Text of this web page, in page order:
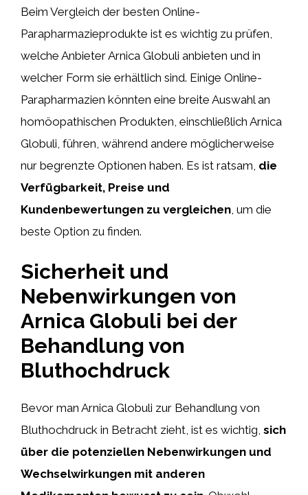
Beim Vergleich der besten Online-
Parapharmazieprodukte ist es wichtig zu prüfen,
welche Anbieter Arnica Globuli anbieten und in
welcher Form sie erhältlich sind. Einige Online-
Parapharmazien könnten eine breite Auswahl an
homöopathischen Produkten, einschließlich Arnica
Globuli, führen, während andere möglicherweise
nur begrenzte Optionen haben. Es ist ratsam, die
Verfügbarkeit, Preise und
Kundenbewertungen zu vergleichen , um die
beste Option zu finden.
Sicherheit und
Nebenwirkungen von
Arnica Globuli bei der
Behandlung von
Bluthochdruck
Bevor man Arnica Globuli zur Behandlung von
Bluthochdruck in Betracht zieht, ist es wichtig, sich
über die potenziellen Nebenwirkungen und
Wechselwirkungen mit anderen